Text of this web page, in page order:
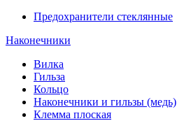
Предохранители стеклянные
Наконечники
Вилка
Гильза
Кольцо
Наконечники и гильзы (медь)
Клемма плоская